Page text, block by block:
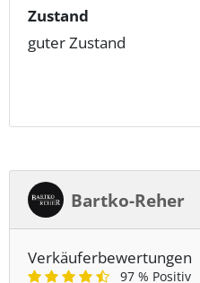
Zustand
guter Zustand
Bartko-Reher
Verkäuferbewertungen
97 % Positiv